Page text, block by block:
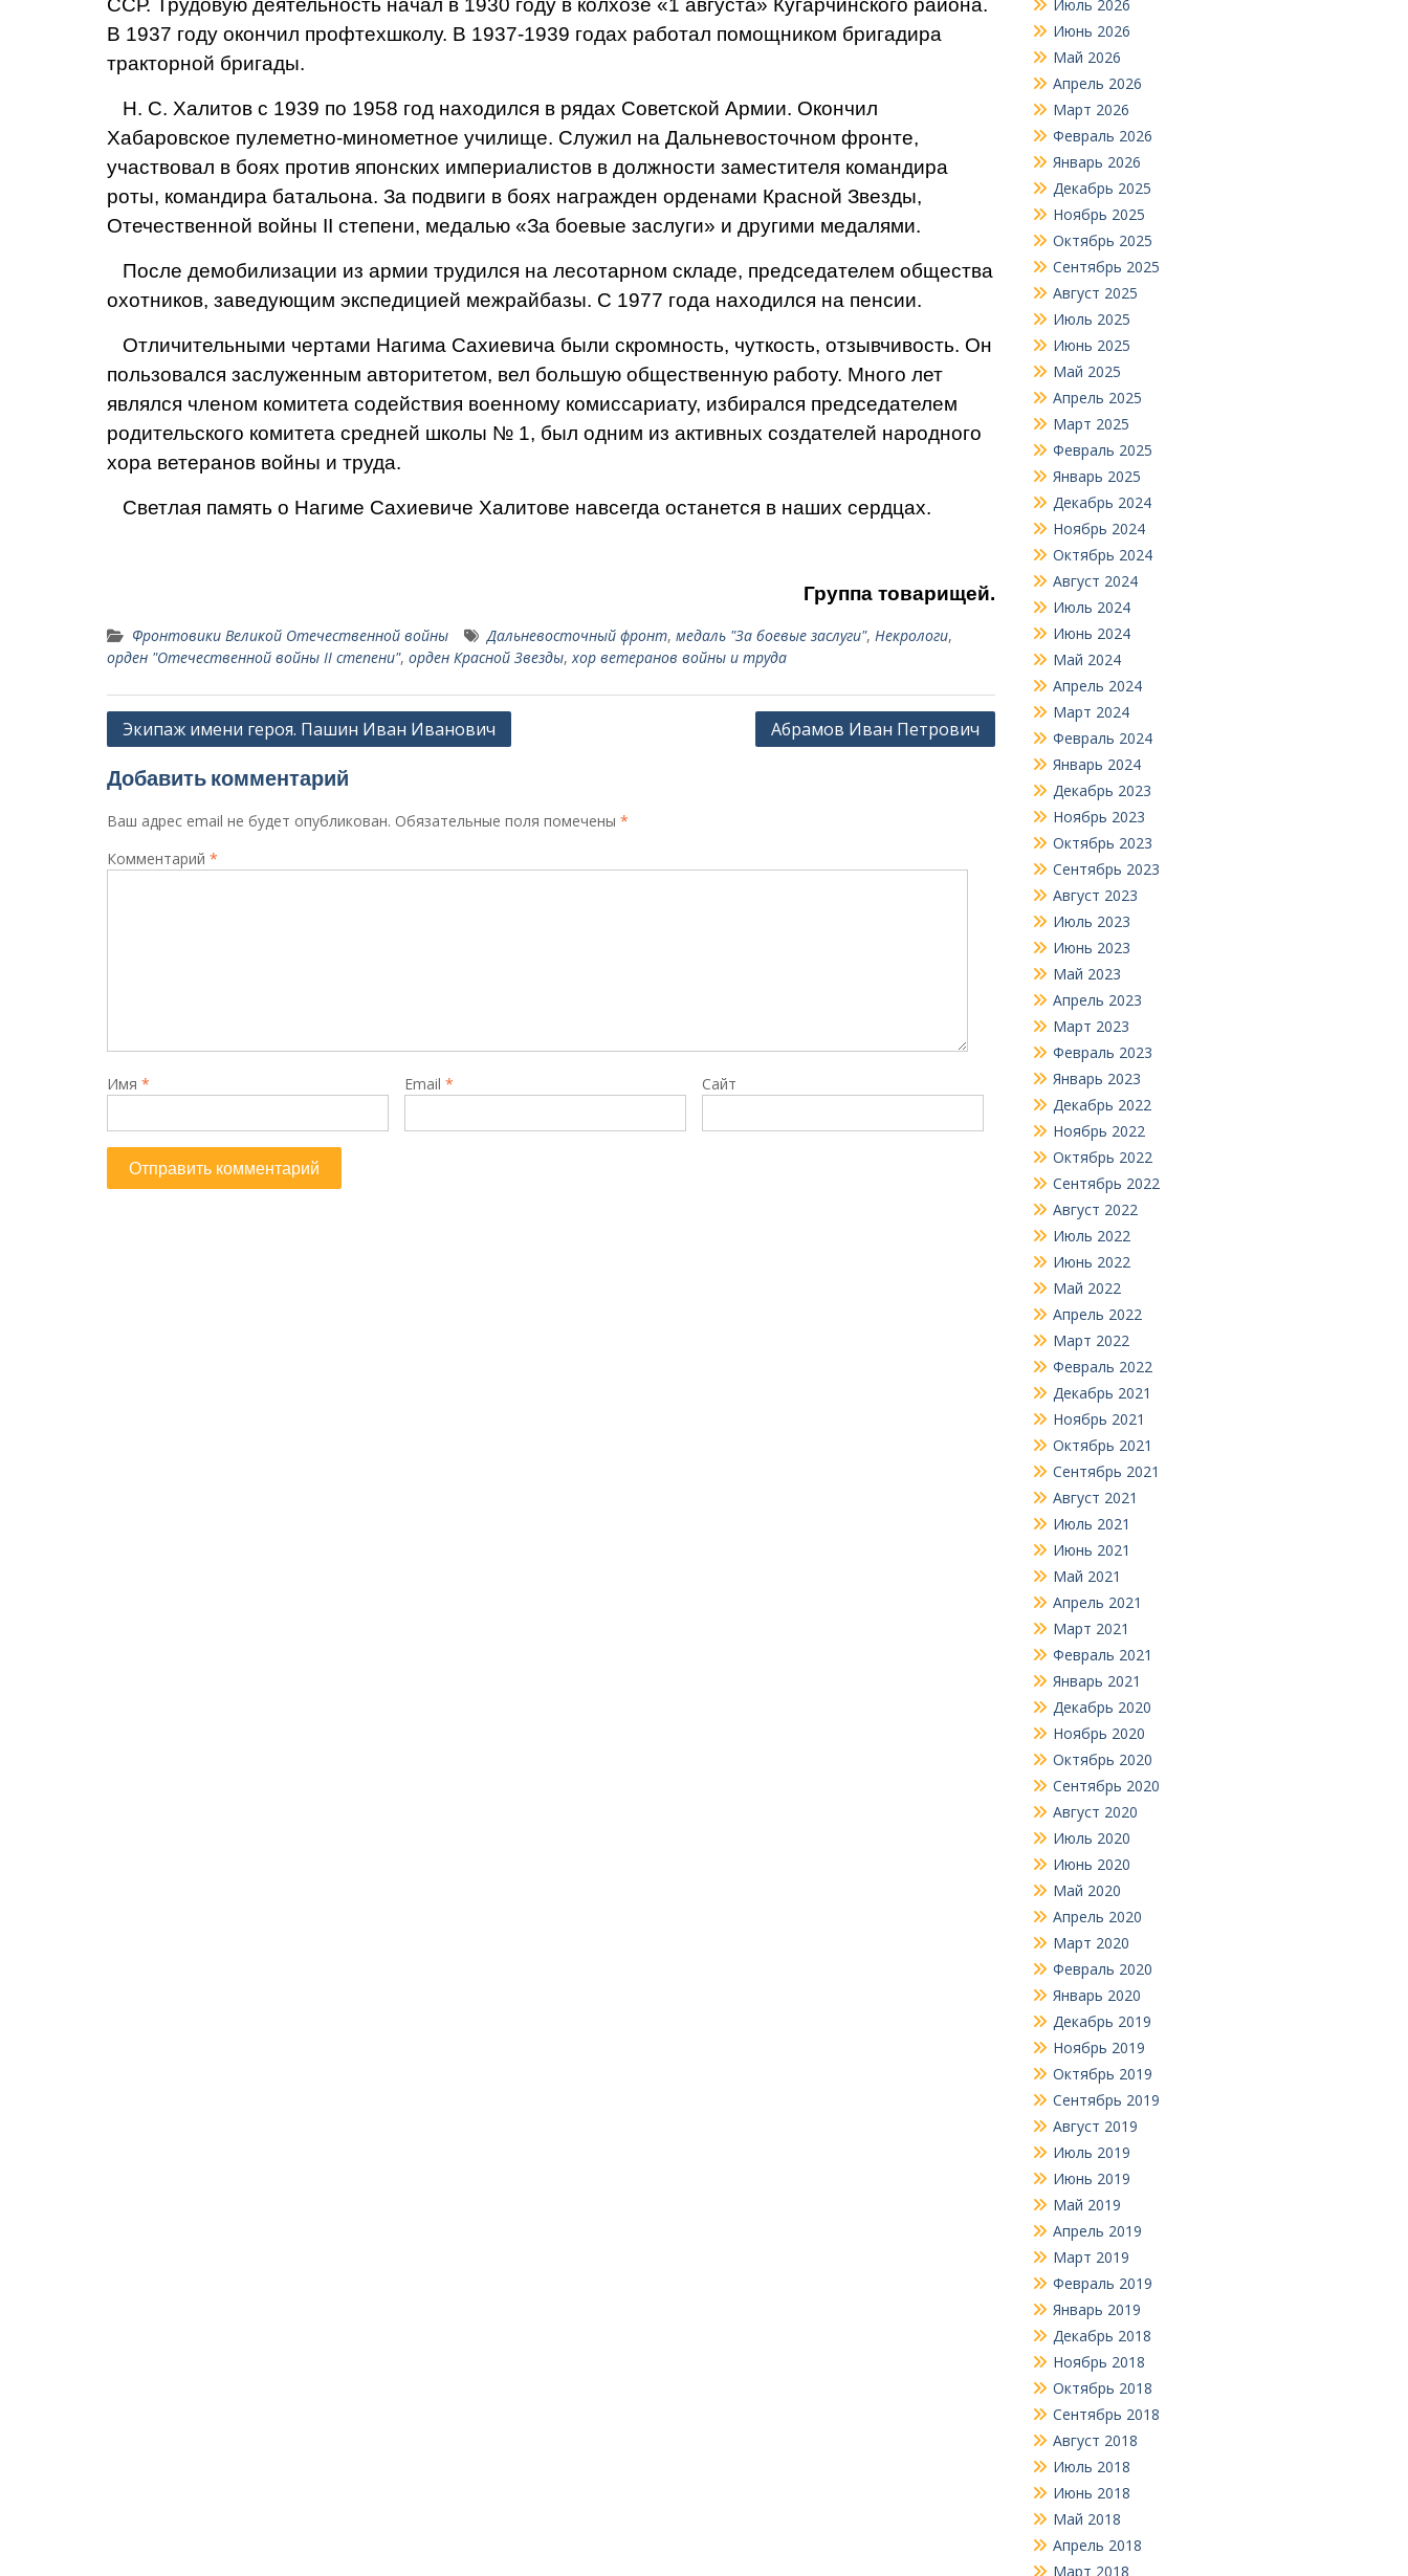
ССР. Тру­довую деятельность начал в 1930 году в колхозе «1 августа» Кугарчинского района.
В 1937 году окон­чил профтехшколу. В 1937-1939 годах работал помощ­ником бригадира
трактор­ной бригады.
Н. С. Халитов с 1939 по 1958 год находился в ря­дах Советской Армии. Окон­чил
Хабаровское пулеметно-минометное училище. Служил на Дальневосточном фронте,
участвовал в боях против японских империа­листов в должности замес­тителя командира
роты, командира батальона. За подвиги в боях награжден орденами Красной Звезды,
Отечественной войны II степени, медалью «За бое­вые заслуги» и другими ме­далями.
После демобилизации из армии трудился на лесотарном складе, председателем общества
охотников, заведующим экспедицией межрайбазы. С 1977 года находился на пенсии.
Отличительными чертами Нагима Сахиевича были скромность, чуткость, от­зывчивость. Он
пользовался заслуженным авторите­том, вел большую общест­венную работу. Много лет
являлся членом комитета содействия военному ко­миссариату, избирался председателем
родительского комитета средней школы № 1, был одним из актив­ных создателей народного
хора ветеранов войны и труда.
Светлая память о Нагиме Сахиевиче Халитове навсегда останется в наших сердцах.
Группа товарищей.
Фронтовики Великой Отечественной войны Дальневосточный фронт, медаль "За боевые заслуги", Некрологи,
орден "Отечественной войны II степени", орден Красной Звезды,хор ветеранов войны и труда
Навигация
записям
Экипаж имени героя. Пашин Иван Иванович Абрамов Иван Петрович
Добавить комментарий
Ваш адрес email не будет опубликован. Обязательные поля помечены *
Комментарий *
Имя * Email * Сайт
Июль 2026
Июнь 2026
Май 2026
Апрель 2026
Март 2026
Февраль 2026
Январь 2026
Декабрь 2025
Ноябрь 2025
Октябрь 2025
Сентябрь 2025
Август 2025
Июль 2025
Июнь 2025
Май 2025
Апрель 2025
Март 2025
Февраль 2025
Январь 2025
Декабрь 2024
Ноябрь 2024
Октябрь 2024
Август 2024
Июль 2024
Июнь 2024
Май 2024
Апрель 2024
Март 2024
Февраль 2024
Январь 2024
Декабрь 2023
Ноябрь 2023
Октябрь 2023
Сентябрь 2023
Август 2023
Июль 2023
Июнь 2023
Май 2023
Апрель 2023
Март 2023
Февраль 2023
Январь 2023
Декабрь 2022
Ноябрь 2022
Октябрь 2022
Сентябрь 2022
Август 2022
Июль 2022
Июнь 2022
Май 2022
Апрель 2022
Март 2022
Февраль 2022
Декабрь 2021
Ноябрь 2021
Октябрь 2021
Сентябрь 2021
Август 2021
Июль 2021
Июнь 2021
Май 2021
Апрель 2021
Март 2021
Февраль 2021
Январь 2021
Декабрь 2020
Ноябрь 2020
Октябрь 2020
Сентябрь 2020
Август 2020
Июль 2020
Июнь 2020
Май 2020
Апрель 2020
Март 2020
Февраль 2020
Январь 2020
Декабрь 2019
Ноябрь 2019
Октябрь 2019
Сентябрь 2019
Август 2019
Июль 2019
Июнь 2019
Май 2019
Апрель 2019
Март 2019
Февраль 2019
Январь 2019
Декабрь 2018
Ноябрь 2018
Октябрь 2018
Сентябрь 2018
Август 2018
Июль 2018
Июнь 2018
Май 2018
Апрель 2018
Март 2018